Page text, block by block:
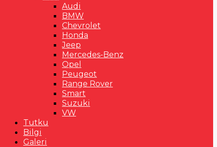
Audi
BMW
Chevrolet
Honda
Jeep
Mercedes-Benz
Opel
Peugeot
Range Rover
Smart
Suzuki
VW
Tutku
Bilgi
Galeri